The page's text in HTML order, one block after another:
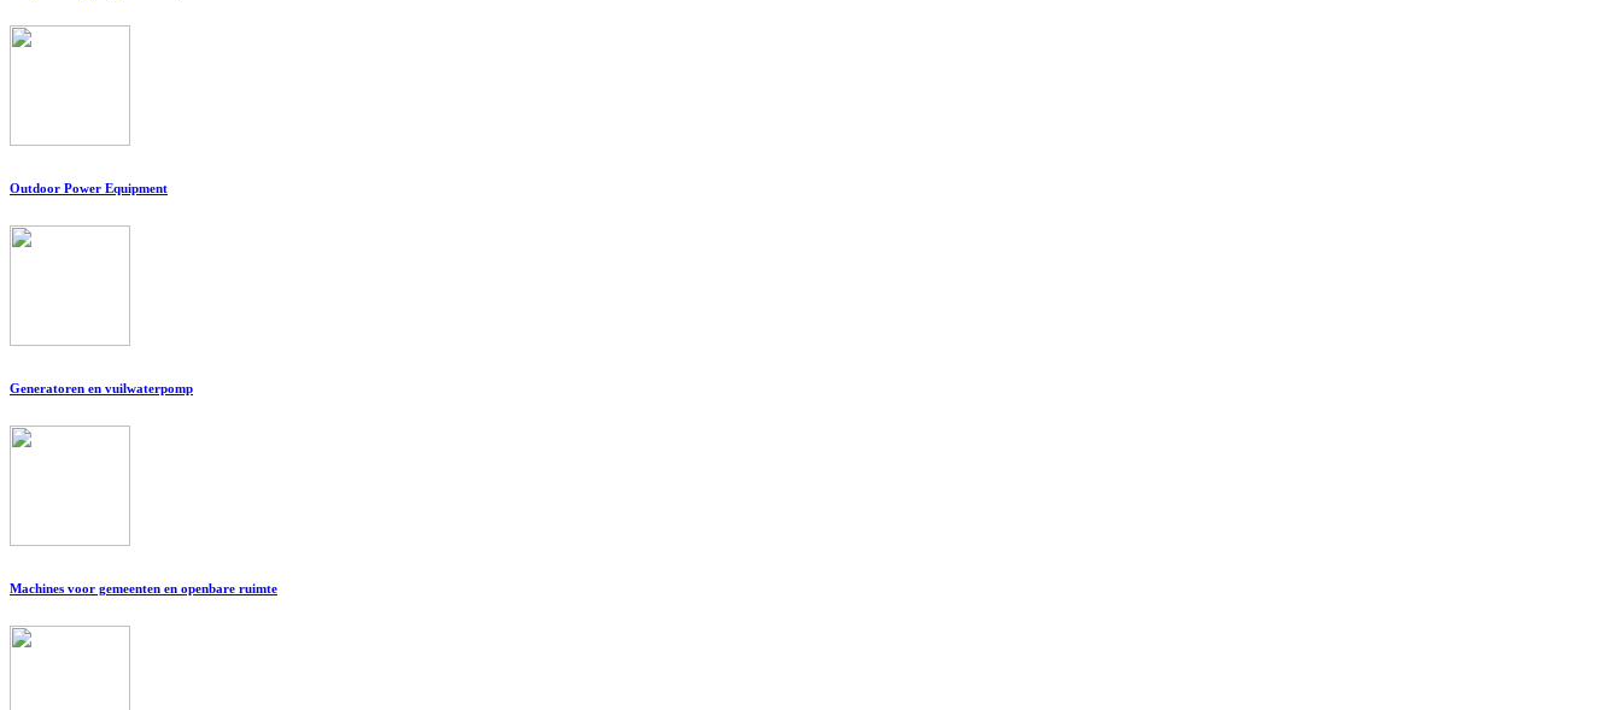
Outdoor Power Equipment
Generatoren en vuilwaterpomp
Machines voor gemeenten en openbare ruimte